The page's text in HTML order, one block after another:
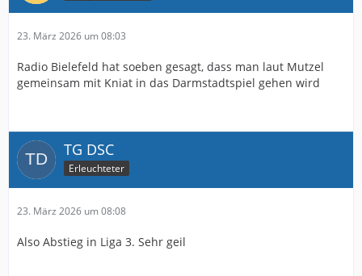
23. März 2026 um 08:03
Radio Bielefeld hat soeben gesagt, dass man laut Mutzel
gemeinsam mit Kniat in das Darmstadtspiel gehen wird
TG DSC
Erleuchteter
23. März 2026 um 08:08
Also Abstieg in Liga 3. Sehr geil